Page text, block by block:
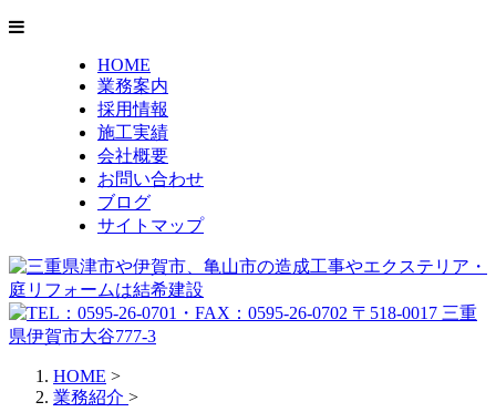
HOME
業務案内
採用情報
施工実績
会社概要
お問い合わせ
ブログ
サイトマップ
HOME >
業務紹介 >